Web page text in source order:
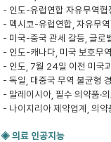
- 인도-유럽연합 자유무역협
- 멕시코-유럽연합, 자유무
- 미국-중국 관세 갈등, 글로
- 인도-캐나다, 미국 보호무
- 인도, 7월 24일 이전 미국
- 독일, 대중국 무역 불균형
- 말레이시아, 필수 의약품·
- 나이지리아 제약업계, 의
◈ 의료 인공지능